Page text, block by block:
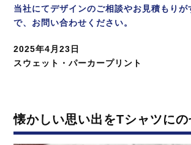
当社にてデザインのご相談やお見積もりが
で、お問い合わせください。
投
稿
2025年4月23日
カ
ー
スウェット・パーカープリント
懐かしい思い出をTシャツにの